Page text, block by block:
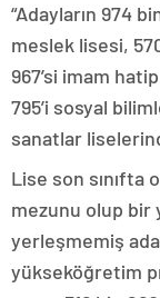
“Adayların 974
meslek lisesi,
967’si imam
795’i sosyal
sanatlar
Lise son sınıfta
mezunu olup bir
yerleşmemiş
yükseköğretim